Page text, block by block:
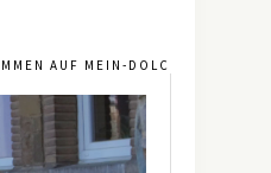
AUF MEIN-DOLCEVITA.DE